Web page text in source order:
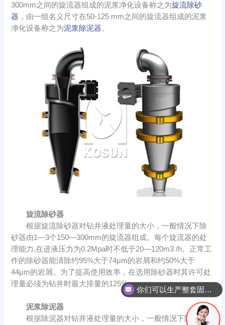
300mm之间的旋流器组成的泥浆净化设备称之为旋流除砂
器 ，由一组名义尺寸在50-125 mm之间的旋流器组成的泥浆
净化设备称之为泥浆除泥器。
旋流除砂器
根据旋流除砂器对钻井液处理量的大小，一般情况下除
砂器由1—3个150—300mm的旋流器组成。每个旋流器的处
理能力,在进液压力为0.2Mpa时不低于20—120m3 /h。正常工
作的除砂器能清除约95%大于74μm的岩屑和约50%大于
44μm的岩屑。为了提高使用效率，在选用除砂器时其许可处
理量必须为钻井时最大排量的125%。
泥浆除泥器
根据除泥器对钻井液处理量的大小，一般情况下除泥器
你们可以生产整套固控系统吗？